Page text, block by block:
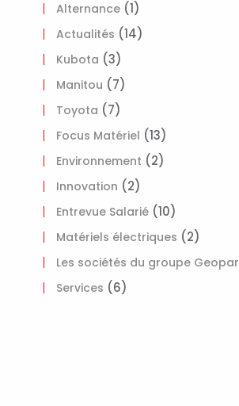
Alternance (1)
Actualités (14)
Kubota (3)
Manitou (7)
Toyota (7)
Focus Matériel (13)
Environnement (2)
Innovation (2)
Entrevue Salarié (10)
Matériels électriques (2)
Les sociétés du groupe Geopar
Services (6)